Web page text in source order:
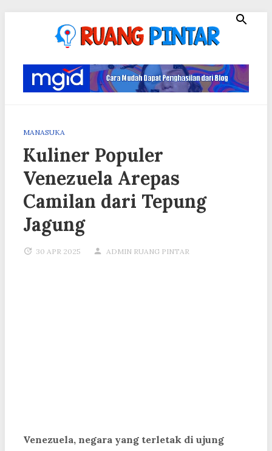
MANASUKA
Kuliner Populer
Venezuela Arepas
Camilan dari Tepung
Jagung
30 APR 2025 ADMIN RUANG PINTAR
Venezuela, negara yang terletak di ujung